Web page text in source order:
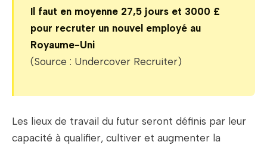
Il faut en moyenne 27,5 jours et 3000 £
pour recruter un nouvel employé au
Royaume-Uni
(Source : Undercover Recruiter)
Les lieux de travail du futur seront définis par leur
capacité à qualifier, cultiver et augmenter la